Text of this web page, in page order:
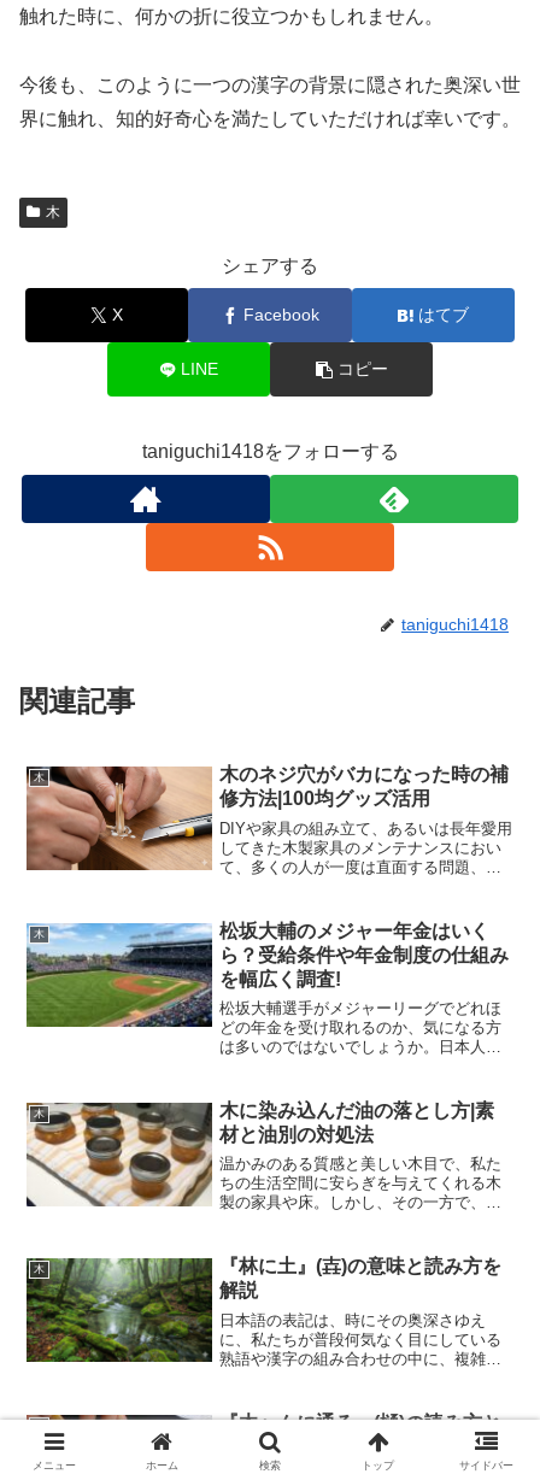
触れた時に、何かの折に役立つかもしれません。
今後も、このように一つの漢字の背景に隠された奥深い世
界に触れ、知的好奇心を満たしていただければ幸いです。
木
シェアする
X Facebook はてブ
LINE コピー
taniguchi1418をフォローする
taniguchi1418
関連記事
木
木のネジ穴がバカになった時の補
修方法|100均グッズ活用
DIYや家具の組み立て、あるいは長年愛用
してきた木製家具のメンテナンスにおい
て、多くの人が一度は直面する問題、そ
なる」とも表現されるこの状態は、一度
ネジを締めてもすぐに...
木
松坂大輔のメジャー年金はいく
ら？受給条件や年金制度の仕組み
を幅広く調査!
松坂大輔選手がメジャーリーグでどれほ
どの年金を受け取れるのか、気になる方
は多いのではないでしょうか。日本人と
スボール）の年金制度の対象となってい
ます。この記事では、M...
木
木に染み込んだ油の落とし方|素
材と油別の対処法
温かみのある質感と美しい木目で、私た
ちの生活空間に安らぎを与えてくれる木
製の家具や床。しかし、その一方で、木
シミ」の問題です。キッチンでの調理中
に跳ねた食用油、ダイニン...
木
『林に土』(壵)の意味と読み方を
解説
日本語の表記は、時にその奥深さゆえ
に、私たちが普段何気なく目にしている
熟語や漢字の組み合わせの中に、複雑な
とシンプルな表現でありながら、その林
に土 読み方、そしてそれが...
『木へんに通る』(樋)の読み方と
用途を解説
日本語には「木へん」を持つ漢字が数多
メニュー ホーム 検索 トップ サイドバー